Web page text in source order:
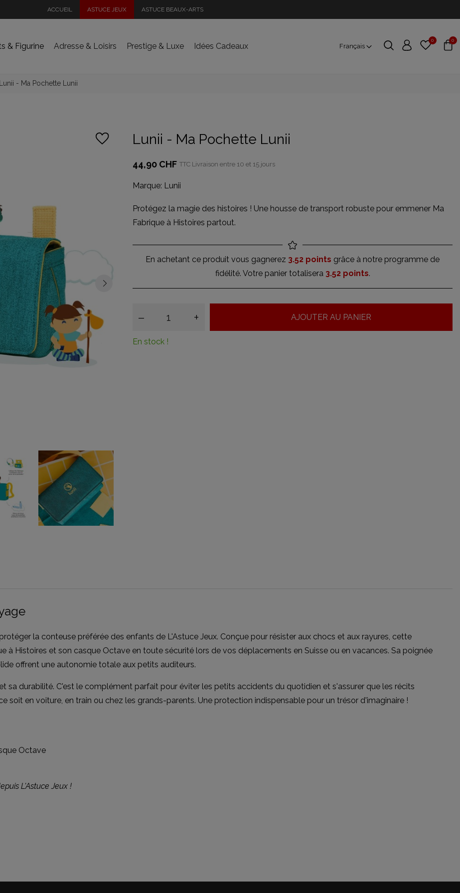
ACCUEIL ASTUCE JEUX ASTUCE BEAUX-ARTS
& Figurine Adresse & Loisirs Prestige & Luxe Idées Cadeaux Français
0 0
Lunii - Ma Pochette Lunii
Lunii - Ma Pochette Lunii
44,90 CHF TTC Livraison entre 10 et 15 jours
Marque: Lunii
Protégez la magie des histoires ! Une housse de transport robuste pour emmener Ma
Fabrique à Histoires partout.
En achetant ce produit vous gagnerez 3.52 points grâce à notre programme de
fidélité. Votre panier totalisera 3.52 points.
– + AJOUTER AU PANIER
En stock !
la conteuse préférée des enfants de L'Astuce Jeux. Conçue pour résister aux chocs et aux rayures, cette
à Histoires et son casque Octave en toute sécurité lors de vos déplacements en Suisse ou en vacances. Sa poignée
offrent une autonomie totale aux petits auditeurs.
sa durabilité. C'est le complément parfait pour éviter les petits accidents du quotidien et s'assurer que les récits
soit en voiture, en train ou chez les grands-parents. Une protection indispensable pour un trésor d'imaginaire !
Octave
L'Astuce Jeux !